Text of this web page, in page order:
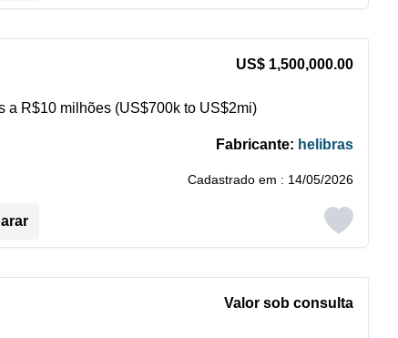
US$ 1,500,000.00
a R$10 milhões (US$700k to US$2mi)
Fabricante: helibras
Cadastrado em : 14/05/2026
Valor sob consulta